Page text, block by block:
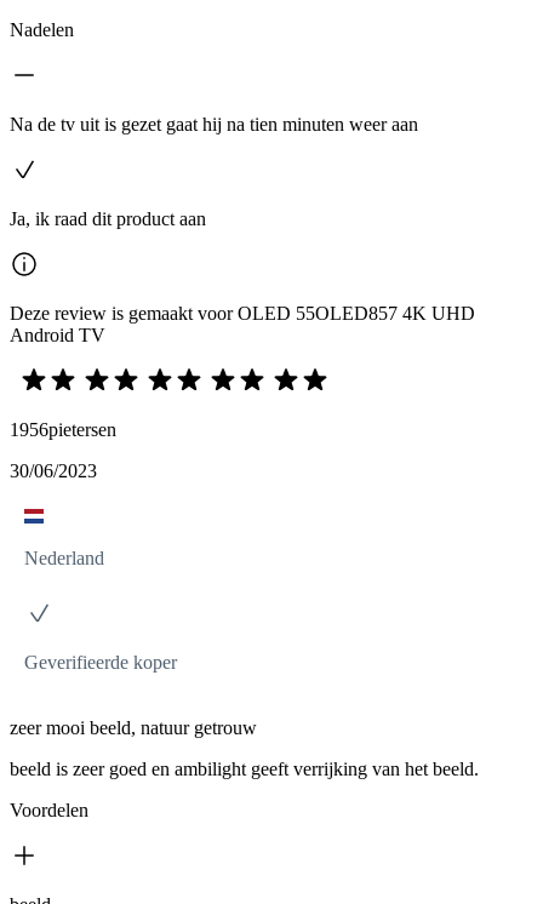
Nadelen
Na de tv uit is gezet gaat hij na tien minuten weer aan
Ja, ik raad dit product aan
Deze review is gemaakt voor OLED 55OLED857 4K UHD
Android TV
1956pietersen
30/06/2023
Nederland
Geverifieerde koper
zeer mooi beeld, natuur getrouw
beeld is zeer goed en ambilight geeft verrijking van het beeld.
Voordelen